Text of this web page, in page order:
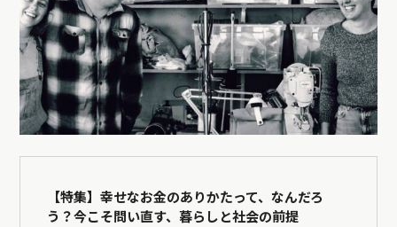
【特集】幸せなお金のありかたって、なんだろ
う？今こそ問い直す、暮らしと社会の前提